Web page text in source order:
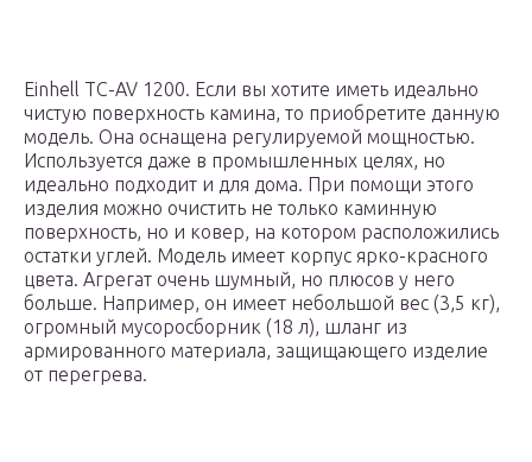
Einhell TC-AV 1200. Если вы хотите иметь идеально
чистую поверхность камина, то приобретите данную
модель. Она оснащена регулируемой мощностью.
Используется даже в промышленных целях, но
идеально подходит и для дома. При помощи этого
изделия можно очистить не только каминную
поверхность, но и ковер, на котором расположились
остатки углей. Модель имеет корпус ярко-красного
цвета. Агрегат очень шумный, но плюсов у него
больше. Например, он имеет небольшой вес (3,5 кг),
огромный мусоросборник (18 л), шланг из
армированного материала, защищающего изделие
от перегрева.